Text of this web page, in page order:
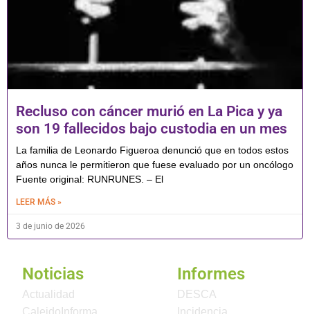
Recluso con cáncer murió en La Pica y ya
son 19 fallecidos bajo custodia en un mes
La familia de Leonardo Figueroa denunció que en todos estos
años nunca le permitieron que fuese evaluado por un oncólogo
Fuente original: RUNRUNES. – El
LEER MÁS »
3 de junio de 2026
Noticias
Actualidad
CaleidoInforma
Informes
DESCA
Incidencia